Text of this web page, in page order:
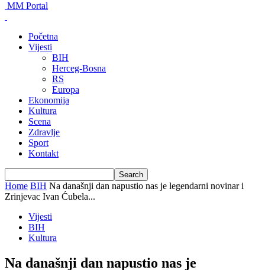
MM Portal
Početna
Vijesti
BIH
Herceg-Bosna
RS
Europa
Ekonomija
Kultura
Scena
Zdravlje
Sport
Kontakt
Home BIH Na današnji dan napustio nas je legendarni novinar i
Zrinjevac Ivan Ćubela...
Vijesti
BIH
Kultura
Na današnji dan napustio nas je